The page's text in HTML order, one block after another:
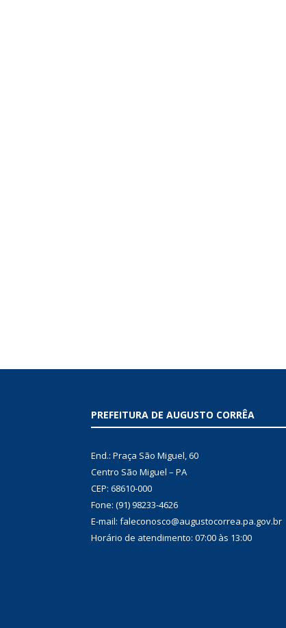
PREFEITURA DE AUGUSTO CORRÊA
End.: Praça São Miguel, 60
Centro São Miguel – PA
CEP: 68610-000
Fone: (91) 98233-4626
E-mail: faleconosco@augustocorrea.pa.gov.br
Horário de atendimento: 07:00 às 13:00